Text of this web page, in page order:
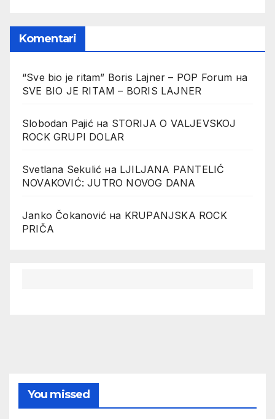
Komentari
“Sve bio je ritam” Boris Lajner – POP Forum на
SVE BIO JE RITAM – BORIS LAJNER
Slobodan Pajićна STORIJA O VALJEVSKOJ
ROCK GRUPI DOLAR
Svetlana Sekulić на LJILJANA PANTELIĆ
NOVAKOVIĆ: JUTRO NOVOG DANA
Janko Čokanović на KRUPANJSKA ROCK
PRIČA
You missed